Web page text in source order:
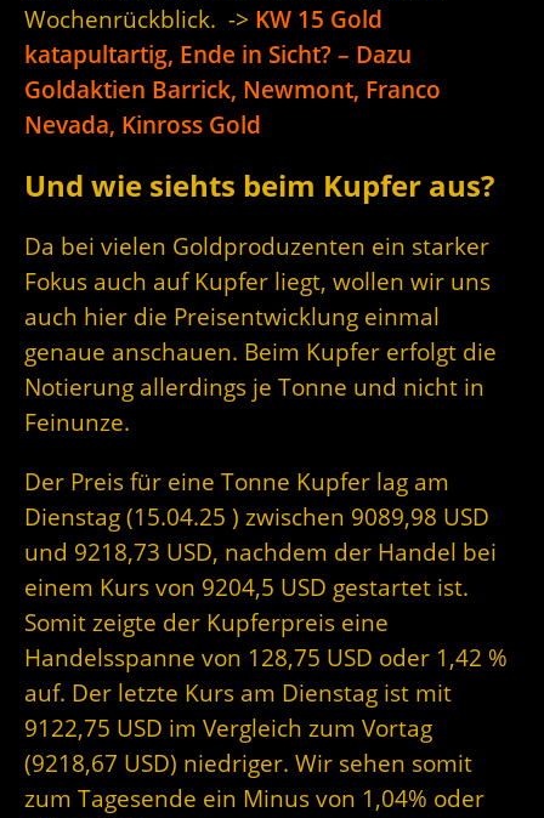
Wochenrückblick. -> KW 15 Gold
katapultartig, Ende in Sicht? – Dazu
Goldaktien Barrick, Newmont, Franco
Nevada, Kinross Gold
Und wie siehts beim Kupfer aus?
Da bei vielen Goldproduzenten ein starker
Fokus auch auf Kupfer liegt, wollen wir uns
auch hier die Preisentwicklung einmal
genaue anschauen. Beim Kupfer erfolgt die
Notierung allerdings je Tonne und nicht in
Feinunze.
Der Preis für eine Tonne Kupfer lag am
Dienstag (15.04.25 ) zwischen 9089,98 USD
und 9218,73 USD, nachdem der Handel bei
einem Kurs von 9204,5 USD gestartet ist.
Somit zeigte der Kupferpreis eine
Handelsspanne von 128,75 USD oder 1,42 %
auf. Der letzte Kurs am Dienstag ist mit
9122,75 USD im Vergleich zum Vortag
(9218,67 USD) niedriger. Wir sehen somit
zum Tagesende ein Minus von 1,04% oder